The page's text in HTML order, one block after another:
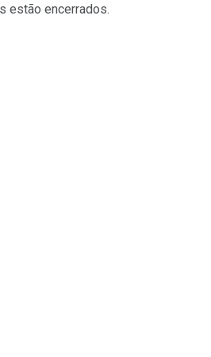
estão encerrados.